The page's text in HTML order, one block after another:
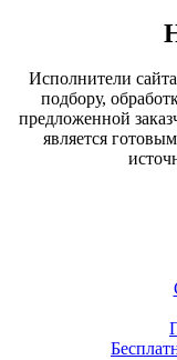
Исполнители
подбору,
предложенной
является